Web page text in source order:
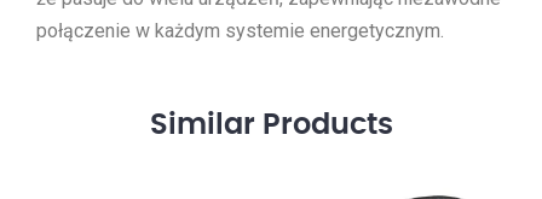
połączenie w każdym systemie energetycznym.
Similar Products